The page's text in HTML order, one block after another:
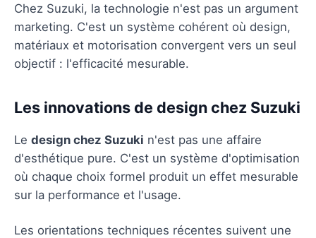
Chez Suzuki, la technologie n'est pas un argument
marketing. C'est un système cohérent où design,
matériaux et motorisation convergent vers un seul
objectif : l'efficacité mesurable.
Les innovations de design chez Suzuki
Le design chez Suzuki n'est pas une affaire
d'esthétique pure. C'est un système d'optimisation
où chaque choix formel produit un effet mesurable
sur la performance et l'usage.
Les orientations techniques récentes suivent une